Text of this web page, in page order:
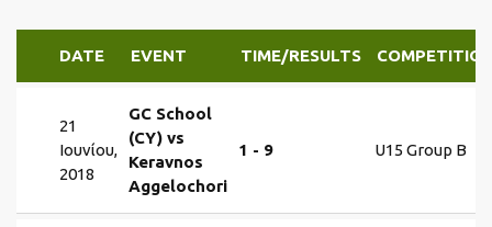
DATE EVENT TIME/RESULTS
21
Ιουνίου,
2018
GC School
(CY) vs
Keravnos
Aggelochori
1 - 9 U15 Group B